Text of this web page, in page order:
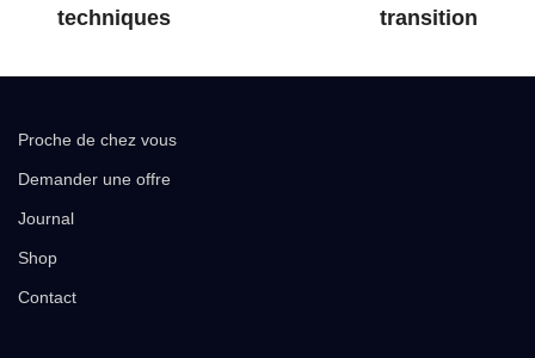
techniques
transition
Proche de chez vous
Demander une offre
Journal
Shop
Contact